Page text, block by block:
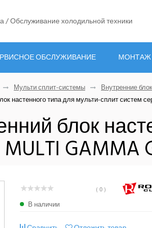
/ Обслуживание холодильной техники
ОБСЛУЖИВАНИЕ МОНТАЖ
Мульти сплит-системы Внутренние
настенного типа для мульти-сплит систем
блок
GAMMA
( 0 )
В наличии